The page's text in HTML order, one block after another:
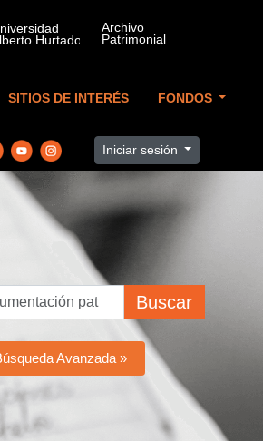
SITIOS DE INTERÉS FONDOS
Iniciar sesión
Buscar
Avanzada »